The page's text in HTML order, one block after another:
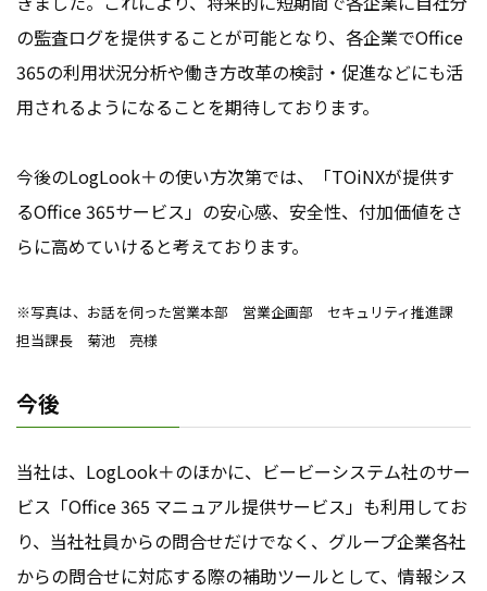
の監査ログを提供することが可能となり、各企業でOffice
365の利用状況分析や働き方改革の検討・促進などにも活
用されるようになることを期待しております。
今後のLogLook＋の使い方次第では、「TOiNXが提供す
るOffice 365サービス」の安心感、安全性、付加価値をさ
らに高めていけると考えております。
※写真は、お話を伺った営業本部 営業企画部 セキュリティ推進課
担当課長 菊池 亮様
今後
当社は、LogLook＋のほかに、ビービーシステム社のサー
ビス「Office 365 マニュアル提供サービス」も利用してお
り、当社社員からの問合せだけでなく、グループ企業各社
からの問合せに対応する際の補助ツールとして、情報シス